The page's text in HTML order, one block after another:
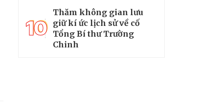
10
Thăm không gian lưu
giữ kí ức lịch sử về cố
Tổng Bí thư Trường
Chinh